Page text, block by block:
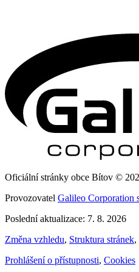
Oficiální stránky obce Bítov ©
Provozovatel Galileo Corporation
Poslední aktualizace: 7. 8. 2026
Změna vzhledu, Struktura stránek,
Prohlášení o přístupnosti, Cookies